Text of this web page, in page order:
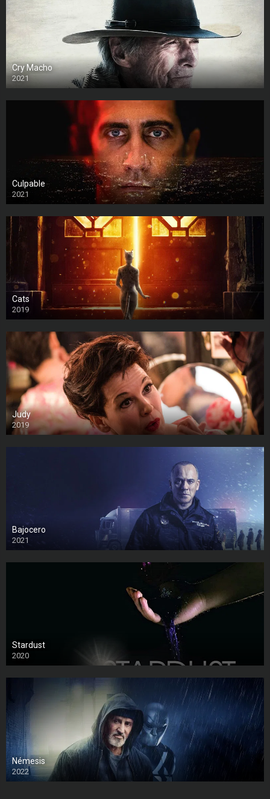
Cry Macho
2021
Culpable
2021
Cats
2019
Judy
2019
Bajocero
2021
Stardust
2020
Némesis
2022